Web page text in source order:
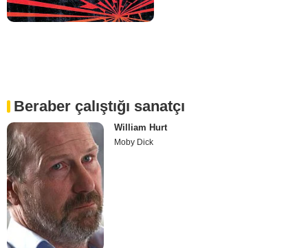
Beraber çalıştığı sanatçı
William Hurt
Moby Dick